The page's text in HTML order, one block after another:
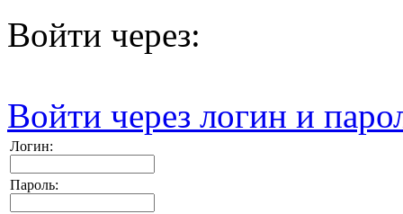
Войти через:
Войти через логин и
Логин:
Пароль: